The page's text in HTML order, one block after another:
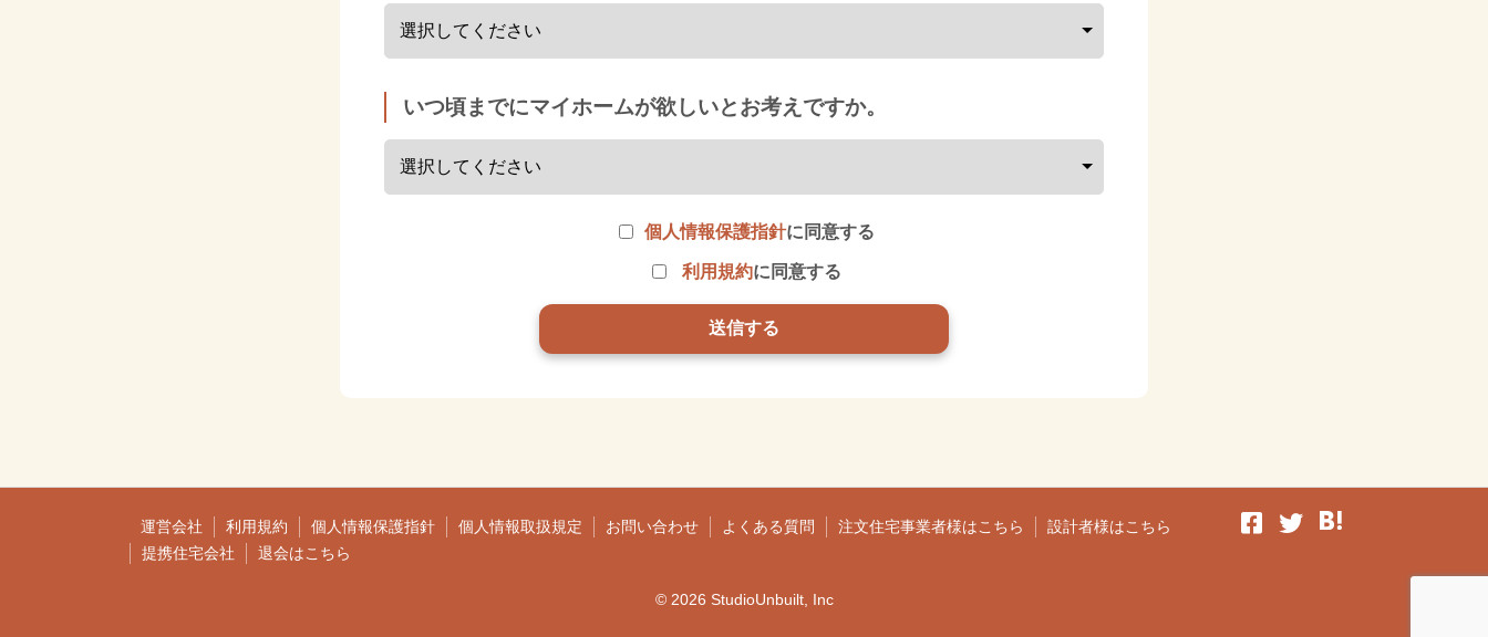
いつ頃までにマイホームが欲しいとお考えですか。
個人情報保護指針に同意する
利用規約に同意する
運営会社 利用規約 個人情報保護指針 個人情報取扱規定 お問い合わせ よくある質問 注文住宅事業者様はこちら
設計者様はこちら
提携住宅会社
退会はこちら
© 2026 StudioUnbuilt, Inc